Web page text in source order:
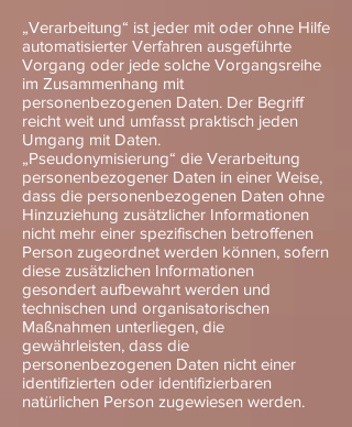
„Verarbeitung“ ist jeder mit oder ohne Hilfe
automatisierter Verfahren ausgeführte
Vorgang oder jede solche Vorgangsreihe
im Zusammenhang mit
personenbezogenen Daten. Der Begriff
reicht weit und umfasst praktisch jeden
Umgang mit Daten.
„Pseudonymisierung“ die Verarbeitung
personenbezogener Daten in einer Weise,
dass die personenbezogenen Daten ohne
Hinzuziehung zusätzlicher Informationen
nicht mehr einer spezifischen betroffenen
Person zugeordnet werden können, sofern
diese zusätzlichen Informationen
gesondert aufbewahrt werden und
technischen und organisatorischen
Maßnahmen unterliegen, die
gewährleisten, dass die
personenbezogenen Daten nicht einer
identifizierten oder identifizierbaren
natürlichen Person zugewiesen werden.